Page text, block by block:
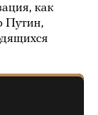
как
Путин,